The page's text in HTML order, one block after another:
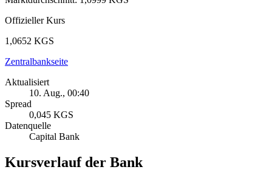
Offizieller Kurs
1,0652 KGS
Zentralbankseite
Aktualisiert
10. Aug., 00:40
Spread
0,045 KGS
Datenquelle
Capital Bank
Kursverlauf der Bank